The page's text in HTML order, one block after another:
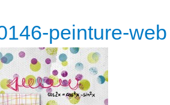
peinture-web